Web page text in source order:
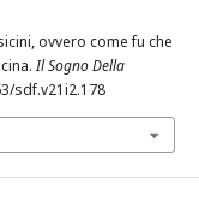
ovvero come fu che
Il Sogno Della
sdf.v21i2.178